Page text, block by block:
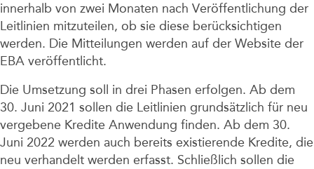
innerhalb von zwei Monaten nach Veröffentlichung der
Leitlinien mitzuteilen, ob sie diese berücksichtigen
werden. Die Mitteilungen werden auf der Website der
EBA veröffentlicht.
Die Umsetzung soll in drei Phasen erfolgen. Ab dem
30. Juni 2021 sollen die Leitlinien grundsätzlich für neu
vergebene Kredite Anwendung finden. Ab dem 30.
Juni 2022 werden auch bereits existierende Kredite, die
neu verhandelt werden erfasst. Schließlich sollen die